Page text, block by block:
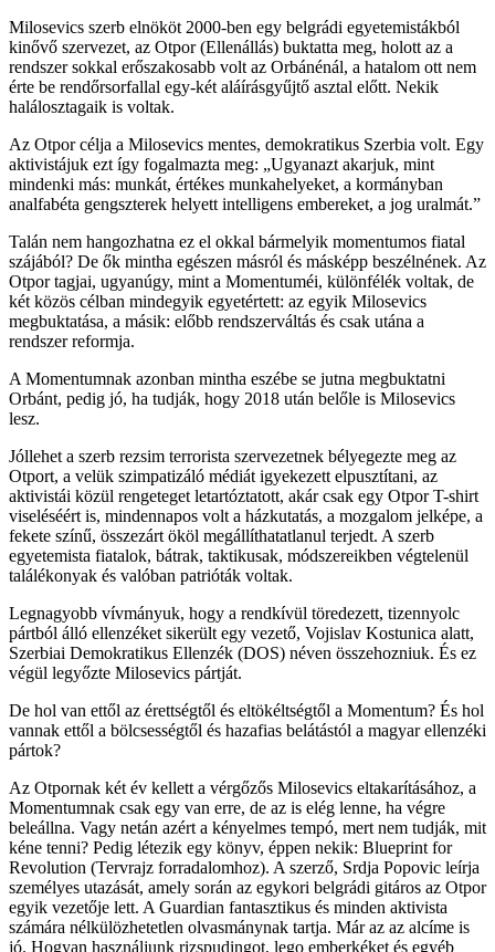
Milosevics szerb elnököt 2000-ben egy belgrádi egyetemistákból
kinővő szervezet, az Otpor (Ellenállás) buktatta meg, holott az a
rendszer sokkal erőszakosabb volt az Orbánénál, a hatalom ott nem
érte be rendőrsorfallal egy-két aláírásgyűjtő asztal előtt. Nekik
halálosztagaik is voltak.
Az Otpor célja a Milosevics mentes, demokratikus Szerbia volt. Egy
aktivistájuk ezt így fogalmazta meg: „Ugyanazt akarjuk, mint
mindenki más: munkát, értékes munkahelyeket, a kormányban
analfabéta gengszterek helyett intelligens embereket, a jog uralmát.”
Talán nem hangozhatna ez el okkal bármelyik momentumos fiatal
szájából? De ők mintha egészen másról és másképp beszélnének. Az
Otpor tagjai, ugyanúgy, mint a Momentuméi, különfélék voltak, de
két közös célban mindegyik egyetértett: az egyik Milosevics
megbuktatása, a másik: előbb rendszerváltás és csak utána a
rendszer reformja.
A Momentumnak azonban mintha eszébe se jutna megbuktatni
Orbánt, pedig jó, ha tudják, hogy 2018 után belőle is Milosevics
lesz.
Jóllehet a szerb rezsim terrorista szervezetnek bélyegezte meg az
Otport, a velük szimpatizáló médiát igyekezett elpusztítani, az
aktivistái közül rengeteget letartóztatott, akár csak egy Otpor T-shirt
viseléséért is, mindennapos volt a házkutatás, a mozgalom jelképe, a
fekete színű, összezárt ököl megállíthatatlanul terjedt. A szerb
egyetemista fiatalok, bátrak, taktikusak, módszereikben végtelenül
találékonyak és valóban patrióták voltak.
Legnagyobb vívmányuk, hogy a rendkívül töredezett, tizennyolc
pártból álló ellenzéket sikerült egy vezető, Vojislav Kostunica alatt,
Szerbiai Demokratikus Ellenzék (DOS) néven összehozniuk. És ez
végül legyőzte Milosevics pártját.
De hol van ettől az érettségtől és eltökéltségtől a Momentum? És hol
vannak ettől a bölcsességtől és hazafias belátástól a magyar ellenzéki
pártok?
Az Otpornak két év kellett a vérgőzős Milosevics eltakarításához, a
Momentumnak csak egy van erre, de az is elég lenne, ha végre
beleállna. Vagy netán azért a kényelmes tempó, mert nem tudják, mit
kéne tenni? Pedig létezik egy könyv, éppen nekik: Blueprint for
Revolution (Tervrajz forradalomhoz). A szerző, Srdja Popovic leírja
személyes utazását, amely során az egykori belgrádi gitáros az Otpor
egyik vezetője lett. A Guardian fantasztikus és minden aktivista
számára nélkülözhetetlen olvasmánynak tartja. Már az az alcíme is
jó. Hogyan használjunk rizspudingot, lego emberkéket és egyéb